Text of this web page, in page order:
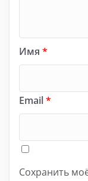
Имя *
Email*
Сохранить